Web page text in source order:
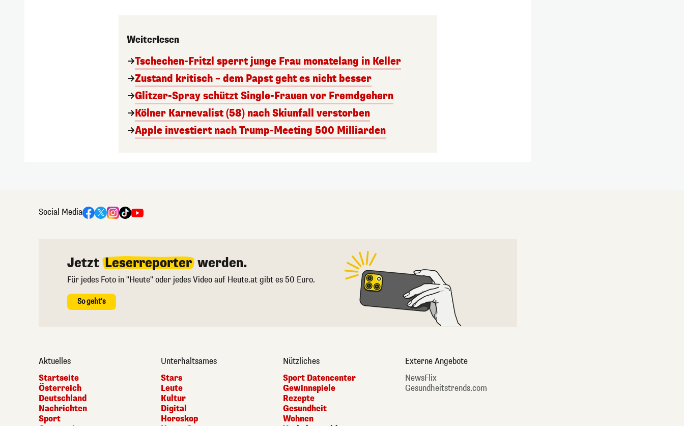
Weiterlesen
Tschechen-Fritzl sperrt junge Frau monatelang in Keller
Zustand kritisch – dem Papst geht es nicht besser
Glitzer-Spray schützt Single-Frauen vor Fremdgehern
Kölner Karnevalist (58) nach Skiunfall verstorben
Apple investiert nach Trump-Meeting 500 Milliarden
Social Media
Jetzt Leserreporter werden.
Für jedes Foto in "Heute" oder jedes Video auf Heute.at gibt es 50 Euro.
So geht's
Aktuelles
Startseite
Österreich
Deutschland
Nachrichten
Sport
Unterhaltsames
Stars
Leute
Kultur
Digital
Horoskop
Nützliches
Sport Datencenter
Gewinnspiele
Rezepte
Gesundheit
Wohnen
Externe Angebote
NewsFlix
Gesundheitstrends.com